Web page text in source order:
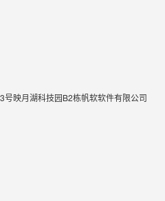
映月湖科技园B2栋帆软软件有限公司